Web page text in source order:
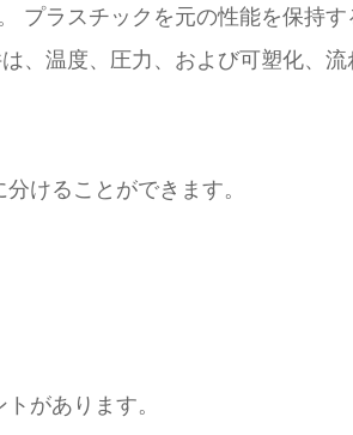
プラスチックを元の性能を保持す
、温度、圧力、および可塑化、流
けることができます。
があります。